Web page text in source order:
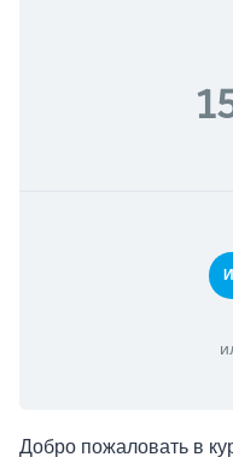
Добро пожаловать в